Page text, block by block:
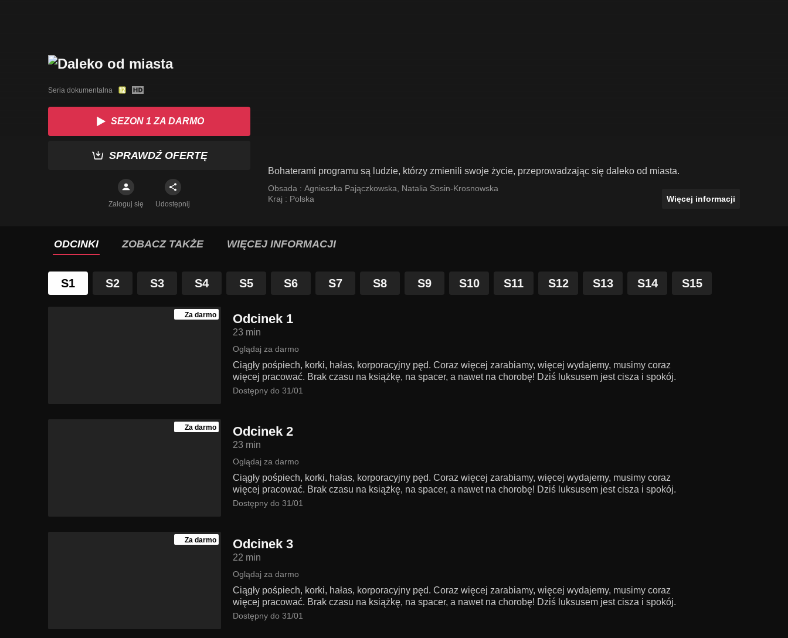
Seria dokumentalna
SEZON 1 ZA DARMO
SPRAWDŹ OFERTĘ
Zaloguj się Udostępnij
Bohaterami programu są ludzie, którzy zmienili swoje życie, przeprowadzając się daleko od miasta.
Obsada : Agnieszka Pajączkowska
Natalia Sosin-Krosnowska
Kraj : Polska Więcej informacji
ODCINKI ZOBACZ TAKŻE WIĘCEJ INFORMACJI
S1 S2 S3 S4 S5 S6 S7 S8 S9 S10 S11 S12 S13 S14 S15
Za darmo Odcinek 1
23 min
Oglądaj za darmo
Ciągły pośpiech, korki, hałas, korporacyjny pęd. Coraz więcej zarabiamy, więcej wydajemy, musimy coraz
więcej pracować. Brak czasu na książkę, na spacer, a nawet na chorobę! Dziś luksusem jest cisza i spokój.
Dostępny do 31/01
Za darmo Odcinek 2
23 min
Oglądaj za darmo
Ciągły pośpiech, korki, hałas, korporacyjny pęd. Coraz więcej zarabiamy, więcej wydajemy, musimy coraz
więcej pracować. Brak czasu na książkę, na spacer, a nawet na chorobę! Dziś luksusem jest cisza i spokój.
Dostępny do 31/01
Za darmo Odcinek 3
22 min
Oglądaj za darmo
Ciągły pośpiech, korki, hałas, korporacyjny pęd. Coraz więcej zarabiamy, więcej wydajemy, musimy coraz
więcej pracować. Brak czasu na książkę, na spacer, a nawet na chorobę! Dziś luksusem jest cisza i spokój.
Dostępny do 31/01